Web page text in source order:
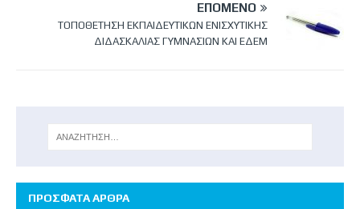
ΕΠΌΜΕΝΟ
ΤΟΠΟΘΕΤΗΣΗ ΕΚΠΑΙΔΕΥΤΙΚΩΝ ΕΝΙΣΧΥΤΙΚΗΣ
ΔΙΔΑΣΚΑΛΙΑΣ ΓΥΜΝΑΣΙΩΝ ΚΑΙ ΕΔΕΜ
ΠΡΟΣΦΑΤΑ ΑΡΘΡΑ